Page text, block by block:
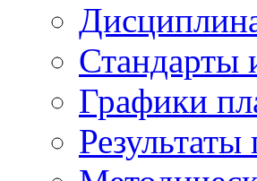
Стандарты
Графики